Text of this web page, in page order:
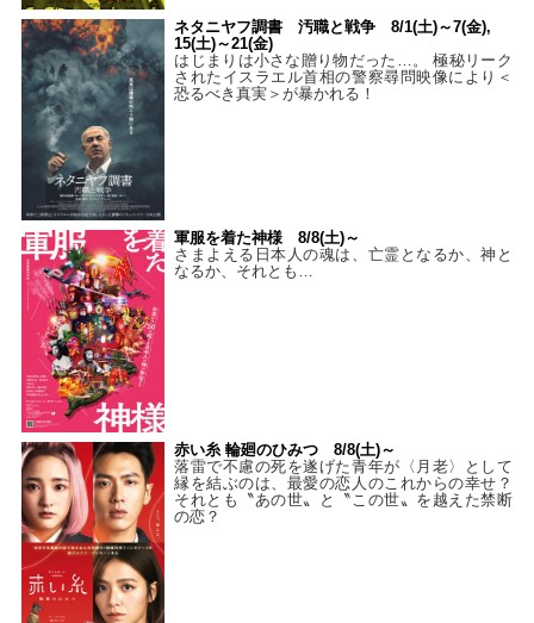
ネタニヤフ調書 汚職と戦争 8/1(土)～7(金),
15(土)～21(金)
はじまりは小さな贈り物だった…。 極秘リーク
されたイスラエル首相の警察尋問映像により＜
恐るべき真実＞が暴かれる！
軍服を着た神様 8/8(土)～
さまよえる日本人の魂は、亡霊となるか、神と
なるか、それとも…
赤い糸 輪廻のひみつ 8/8(土)～
落雷で不慮の死を遂げた青年が〈月老〉として
縁を結ぶのは、最愛の恋人のこれからの幸せ？
それとも〝あの世〟と〝この世〟を越えた禁断
の恋？